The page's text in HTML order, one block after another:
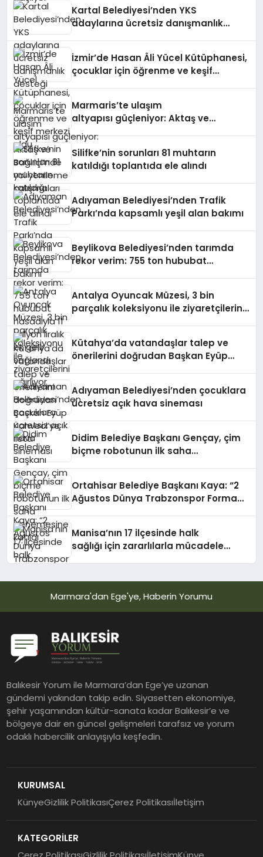
Kartal Belediyesi’nden YKS
adaylarına ücretsiz danışmanlık
İzmir’de Hasan Âli Yücel Kütüphanesi,
çocuklar için öğrenme ve keşif
Marmaris’te ulaşım
altyapısı güçleniyor: Aktaş ve
Bağlıiçi’nde yol yenileme çalışmaları
Silifke’nin sorunları 81 muhtarın
katıldığı toplantıda ele alındı
Adıyaman Belediyesi’nden Trafik
Parkı’nda kapsamlı yeşil alan bakımı
Beylikova Belediyesi’nden tarımda
rekor verim: 755 ton hububat
Antalya Oyuncak Müzesi, 3 bin
parçalık koleksiyonu ile ziyaretçilerini
Kütahya’da vatandaşlar talep ve
önerilerini doğrudan Başkan Eyüp
Adıyaman Belediyesi’nden çocuklara
ücretsiz açık hava sineması
Didim Belediye Başkanı Gençay, çim
biçme robotunun ilk saha
Ortahisar Belediye Başkanı Kaya: “2
Ağustos Dünya Trabzonspor Forma
Manisa’nın 17 ilçesinde halk
sağlığı için zararlılarla mücadele
Marmara'dan Ege'ye, Haberin Yorumu
Balıkesir Yorum ile Marmara’dan Ege’ye uzanan
gündemi yakından takip edin. Siyasetten ekonomiye,
şehir yaşamından kültür-sanata kadar Balıkesir’e ve
bölgeye dair en güncel gelişmeleri tarafsız ve yorum
odaklı habercilik anlayışıyla keşfedin.
KURUMSAL
KünyeGizlilik PolitikasıÇerez Politikasıİletişim
KATEGORİLER